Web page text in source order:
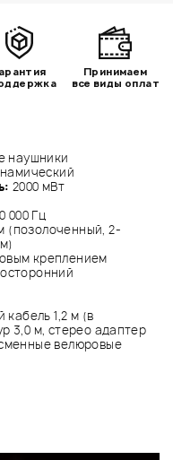
наушники
2000 мВт
000 Гц
(позолоченный, 2-
креплением
кабель 1,2 м (в
3,0 м, стерео адаптер
велюровые
Принимаем
все виды оплат